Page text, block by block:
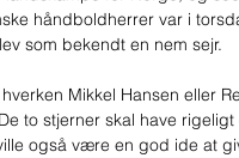
håndboldherrer var i
som bekendt en nem sejr.
Mikkel Hansen eller
to stjerner skal have
også være en god ide at